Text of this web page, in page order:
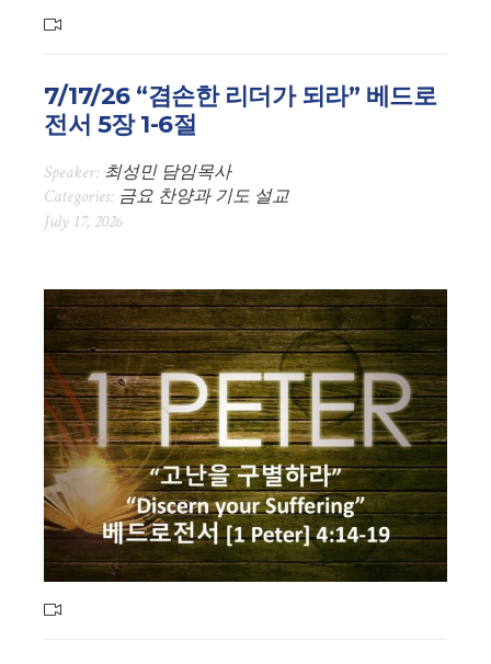
7/17/26 “겸손한 리더가 되라” 베드로
전서 5장 1-6절
Speaker: 최성민 담임목사
Categories: 금요 찬양과 기도 설교
July 17, 2026